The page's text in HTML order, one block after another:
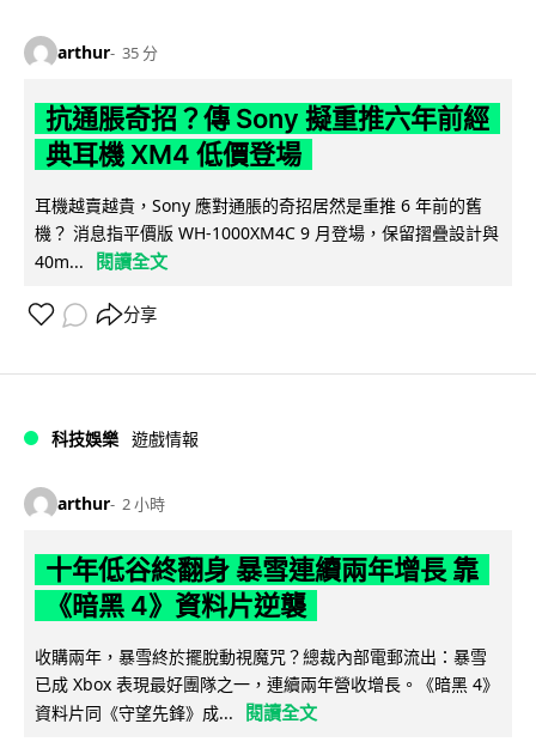
arthur 35 分
抗通脹奇招？傳 Sony 擬重推六年前經
典耳機 XM4 低價登場
耳機越賣越貴，Sony 應對通脹的奇招居然是重推 6 年前的舊
機？ 消息指平價版 WH-1000XM4C 9 月登場，保留摺疊設計與
40m...
閱讀全文
分享
科技娛樂 遊戲情報
arthur 2 小時
十年低谷終翻身 暴雪連續兩年增長 靠
《暗黑 4》資料片逆襲
收購兩年，暴雪終於擺脫動視魔咒？總裁內部電郵流出：暴雪
已成 Xbox 表現最好團隊之一，連續兩年營收增長。《暗黑 4》
資料片同《守望先鋒》成...
閱讀全文